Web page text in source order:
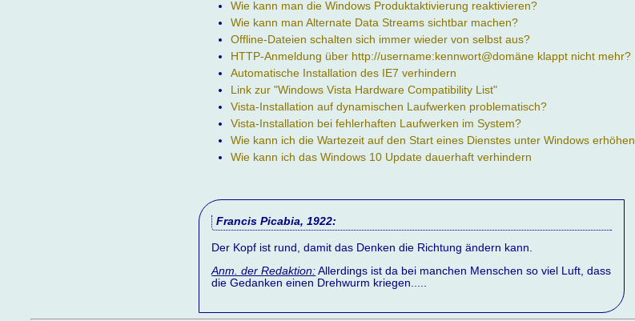
Wie kann man die Windows Produktaktivierung reaktivieren?
Wie kann man Alternate Data Streams sichtbar machen?
Offline-Dateien schalten sich immer wieder von selbst aus?
HTTP-Anmeldung über http://username:kennwort@domäne klappt nicht mehr?
Automatische Installation des IE7 verhindern
Link zur "Windows Vista Hardware Compatibility List"
Vista-Installation auf dynamischen Laufwerken problematisch?
Vista-Installation bei fehlerhaften Laufwerken im System?
Wie kann ich die Wartezeit auf den Start eines Dienstes unter Windows erhöhen
Wie kann ich das Windows 10 Update dauerhaft verhindern
Francis Picabia, 1922:
Der Kopf ist rund, damit das Denken die Richtung ändern kann.
Anm. der Redaktion:Allerdings ist da bei manchen Menschen so viel Luft, dass
die Gedanken einen Drehwurm kriegen.....